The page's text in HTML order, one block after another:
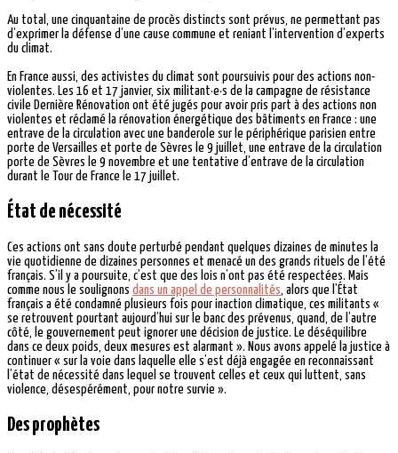
Au total, une cinquantaine de procès distincts sont prévus, ne permettant pas
d’exprimer la défense d’une cause commune et reniant l’intervention d’experts
du climat.
En France aussi, des activistes du climat sont poursuivis pour des actions non-
violentes. Les 16 et 17 janvier, six militant·e·s de la campagne de résistance
civile Dernière Rénovation ont été jugés pour avoir pris part à des actions non
violentes et réclamé la rénovation énergétique des bâtiments en France : une
entrave de la circulation avec une banderole sur le périphérique parisien entre
porte de Versailles et porte de Sèvres le 9 juillet, une entrave de la circulation
porte de Sèvres le 9 novembre et une tentative d’entrave de la circulation
durant le Tour de France le 17 juillet.
État de nécessité
Ces actions ont sans doute perturbé pendant quelques dizaines de minutes la
vie quotidienne de dizaines personnes et menacé un des grands rituels de l’été
français. S’il y a poursuite, c’est que des lois n’ont pas été respectées. Mais
comme nous le soulignons dans un appel de personnalités, alors que l’État
français a été condamné plusieurs fois pour inaction climatique, ces militants «
se retrouvent pourtant aujourd’hui sur le banc des prévenus, quand, de l’autre
côté, le gouvernement peut ignorer une décision de justice. Le déséquilibre
dans ce deux poids, deux mesures est alarmant ». Nous avons appelé la justice à
continuer « sur la voie dans laquelle elle s’est déjà engagée en reconnaissant
l’état de nécessité dans lequel se trouvent celles et ceux qui luttent, sans
violence, désespérément, pour notre survie ».
Des prophètes